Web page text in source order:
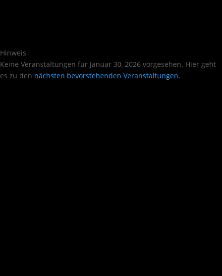
Hinweis
Keine Veranstaltungen für Januar 30, 2026 vorgesehen. Hier geht
es zu den nächsten bevorstehenden Veranstaltungen.